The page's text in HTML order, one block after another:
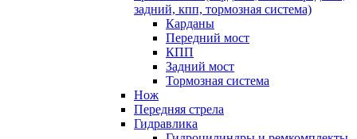
задний, кпп, тормозная система)
Карданы
Передний мост
КПП
Задний мост
Тормозная система
Нож
Передняя стрела
Гидравлика